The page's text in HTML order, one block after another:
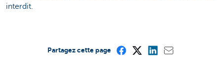
interdit.
Partagez cette page